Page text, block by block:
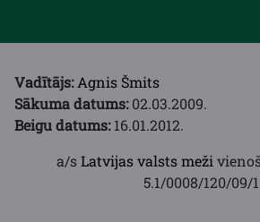
Vadītājs:Agnis Šmits
Sākuma datums:02.03.2009.
Beigu datums:16.01.2012.
a/sLatvijas valsts meži
5.1/0008/120/09/1